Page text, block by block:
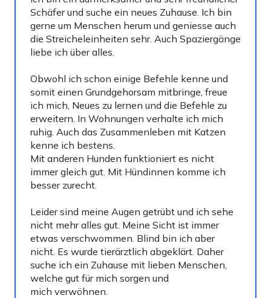
Schäfer und suche ein neues Zuhause. Ich bin
gerne um Menschen herum und geniesse auch
die Streicheleinheiten sehr. Auch Spaziergänge
liebe ich über alles.
Obwohl ich schon einige Befehle kenne und
somit einen Grundgehorsam mitbringe, freue
ich mich, Neues zu lernen und die Befehle zu
erweitern. In Wohnungen verhalte ich mich
ruhig. Auch das Zusammenleben mit Katzen
kenne ich bestens.
Mit anderen Hunden funktioniert es nicht
immer gleich gut. Mit Hündinnen komme ich
besser zurecht.
Leider sind meine Augen getrübt und ich sehe
nicht mehr alles gut. Meine Sicht ist immer
etwas verschwommen. Blind bin ich aber
nicht. Es wurde tierärztlich abgeklärt. Daher
suche ich ein Zuhause mit lieben Menschen,
welche gut für mich sorgen und
mich verwöhnen.